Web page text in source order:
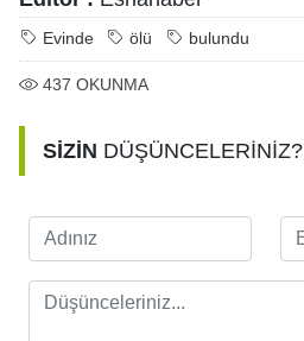
Evinde ölü bulundu
437 OKUNMA
SİZİN DÜŞÜNCELERİNİZ?